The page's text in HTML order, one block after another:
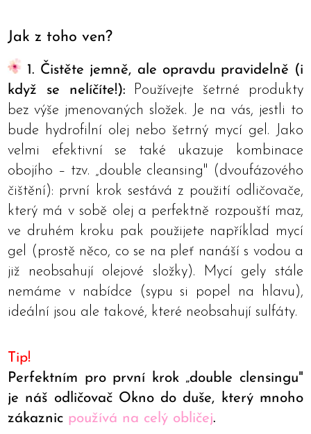
Jak z toho ven?
1. Čistěte jemně, ale opravdu pravidelně (i
když se nelíčíte!): Používejte šetrné produkty
bez výše jmenovaných složek. Je na vás, jestli to
bude hydrofilní olej nebo šetrný mycí gel. Jako
velmi efektivní se také ukazuje kombinace
obojího – tzv. „double cleansing" (dvoufázového
čištění): první krok sestává z použití odličovače,
který má v sobě olej a perfektně rozpouští maz,
ve druhém kroku pak použijete například mycí
gel (prostě něco, co se na pleť nanáší s vodou a
již neobsahují olejové složky). Mycí gely stále
nemáme v nabídce (sypu si popel na hlavu),
ideální jsou ale takové, které neobsahují sulfáty.
Tip!
Perfektním pro první krok „double clensingu"
je náš odličovač Okno do duše, který mnoho
zákaznic používá na celý obličej.